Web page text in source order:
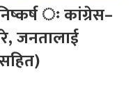
ः कांग्रेस–
जनतालाई